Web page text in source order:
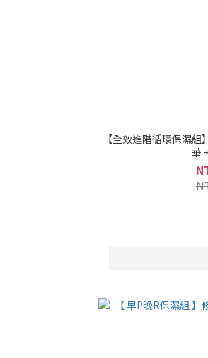
【全效進階循環保濕
華